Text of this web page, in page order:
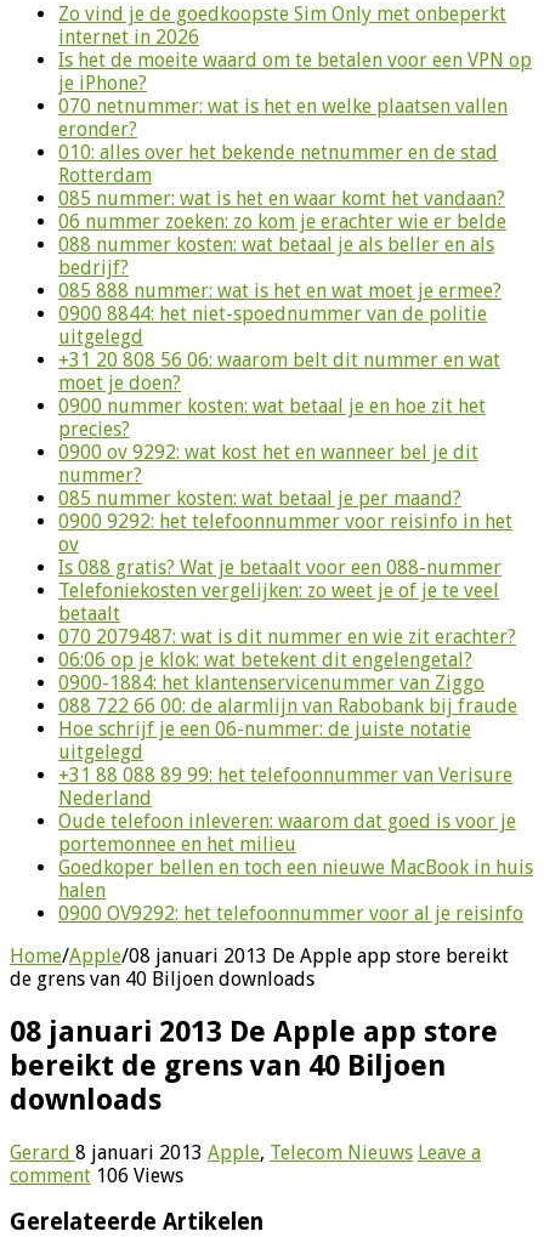
Zo vind je de goedkoopste Sim Only met onbeperkt
internet in 2026
Is het de moeite waard om te betalen voor een VPN op
je iPhone?
070 netnummer: wat is het en welke plaatsen vallen
eronder?
010: alles over het bekende netnummer en de stad
Rotterdam
085 nummer: wat is het en waar komt het vandaan?
06 nummer zoeken: zo kom je erachter wie er belde
088 nummer kosten: wat betaal je als beller en als
bedrijf?
085 888 nummer: wat is het en wat moet je ermee?
0900 8844: het niet-spoednummer van de politie
uitgelegd
+31 20 808 56 06: waarom belt dit nummer en wat
moet je doen?
0900 nummer kosten: wat betaal je en hoe zit het
precies?
0900 ov 9292: wat kost het en wanneer bel je dit
nummer?
085 nummer kosten: wat betaal je per maand?
0900 9292: het telefoonnummer voor reisinfo in het
ov
Is 088 gratis? Wat je betaalt voor een 088-nummer
Telefoniekosten vergelijken: zo weet je of je te veel
betaalt
070 2079487: wat is dit nummer en wie zit erachter?
06:06 op je klok: wat betekent dit engelengetal?
0900-1884: het klantenservicenummer van Ziggo
088 722 66 00: de alarmlijn van Rabobank bij fraude
Hoe schrijf je een 06-nummer: de juiste notatie
uitgelegd
+31 88 088 89 99: het telefoonnummer van Verisure
Nederland
Oude telefoon inleveren: waarom dat goed is voor je
portemonnee en het milieu
Goedkoper bellen en toch een nieuwe MacBook in huis
halen
0900 OV9292: het telefoonnummer voor al je reisinfo
Home/Apple/08 januari 2013 De Apple app store bereikt
de grens van 40 Biljoen downloads
08 januari 2013 De Apple app store
bereikt de grens van 40 Biljoen
downloads
Gerard 8 januari 2013 Apple, Telecom Nieuws Leave a
comment 106 Views
Gerelateerde Artikelen